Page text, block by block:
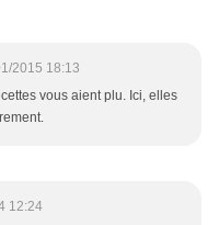
2015 18:13
vous aient plu. Ici, elles
12:24